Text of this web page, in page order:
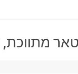
מתווכת,